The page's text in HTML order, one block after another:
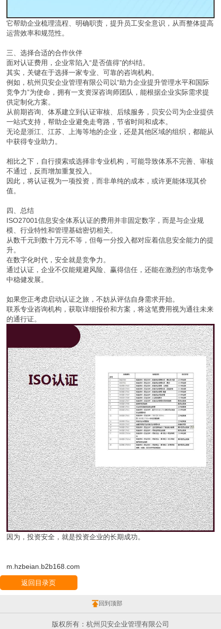
它帮助企业梳理流程、明确职责，提升员工安全意识，从而整体提高
运营效率和规范性。
三、选择合适的合作伙伴
面对认证费用，企业常陷入“是否值得”的纠结。
其实，关键在于选择一家专业、可靠的咨询机构。
例如，杭州贝安企业管理有限公司以“助力企业提升管理水平和国际
竞争力”为使命，拥有一支资深咨询师团队，能根据企业实际需求提
供定制化方案。
从前期咨询、体系建立到认证审核、后续服务，贝安公司为企业提供
一站式支持，帮助企业避免走弯路，节省时间和成本。
无论是浙江、江苏、上海等地的企业，还是其他区域的组织，都能从
中获得专业助力。
相比之下，自行摸索或选择非专业机构，可能导致体系不完善、审核
不通过，反而增加重复投入。
因此，将认证视为一项投资，而非单纯的成本，或许更能体现其价
值。
四、总结
ISO27001信息安全体系认证的费用并非固定数字，而是与企业规
模、行业特性和管理基础密切相关。
从数千元到数十万元不等，但每一分投入都对应着信息安全能力的提
升。
在数字化时代，安全就是竞争力。
通过认证，企业不仅能规避风险、赢得信任，还能在激烈的市场竞争
中稳健发展。
如果您正考虑启动认证之旅，不妨从评估自身需求开始。
联系专业咨询机构，获取详细报价和方案，将这笔费用视为通往未来
的通行证。
因为，投资安全，就是投资企业的长期成功。
m.hzbeian.b2b168.com
返回目录页
回到顶部
版权所有：杭州贝安企业管理有限公司